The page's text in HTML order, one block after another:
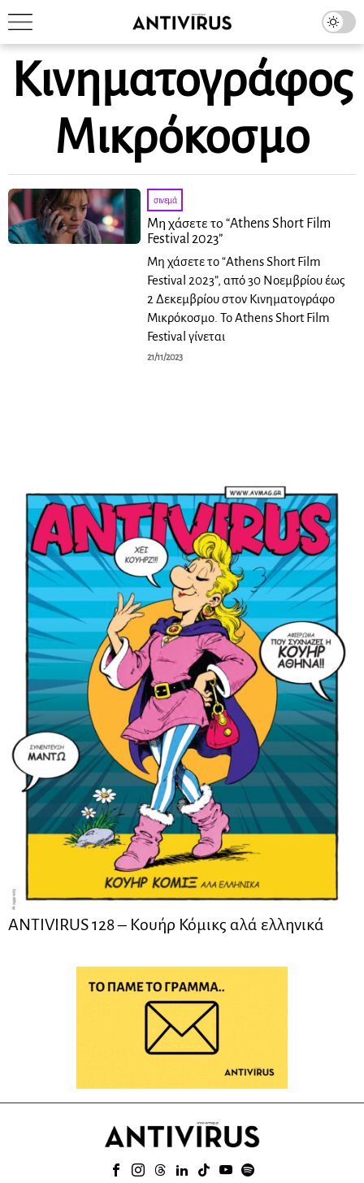
Κινηματογράφος
Μικρόκοσμο
σινεμά
Μη χάσετε το “Athens Short Film
Festival 2023”
Μη χάσετε το “Athens Short Film
Festival 2023”, από 30 Νοεμβρίου έως
2 Δεκεμβρίου στον Κινηματογράφο
Μικρόκοσμο. Το Athens Short Film
Festival γίνεται
21/11/2023
ANTIVIRUS 128 – Kουήρ Κόμικς αλά ελληνικά